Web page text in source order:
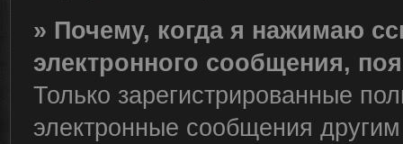
» Почему, когда я нажимаю
электронного сообщения,
Только зарегистрированные
электронные сообщения